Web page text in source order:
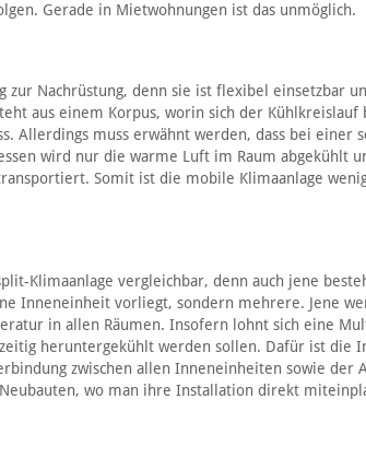
Gerade in Mietwohnungen ist das unmöglich.
Nachrüstung, denn sie ist flexibel einsetzbar
aus einem Korpus, worin sich der
Allerdings muss erwähnt werden, dass bei einer
wird nur die warme Luft im Raum abgekühlt
Somit ist die mobile Klimaanlage
Klimaanlage vergleichbar, denn auch jene
Inneneinheit vorliegt, sondern mehrere. Jene
in allen Räumen. Insofern lohnt sich eine
heruntergekühlt werden sollen. Dafür ist die
zwischen allen Inneneinheiten sowie der
wo man ihre Installation direkt